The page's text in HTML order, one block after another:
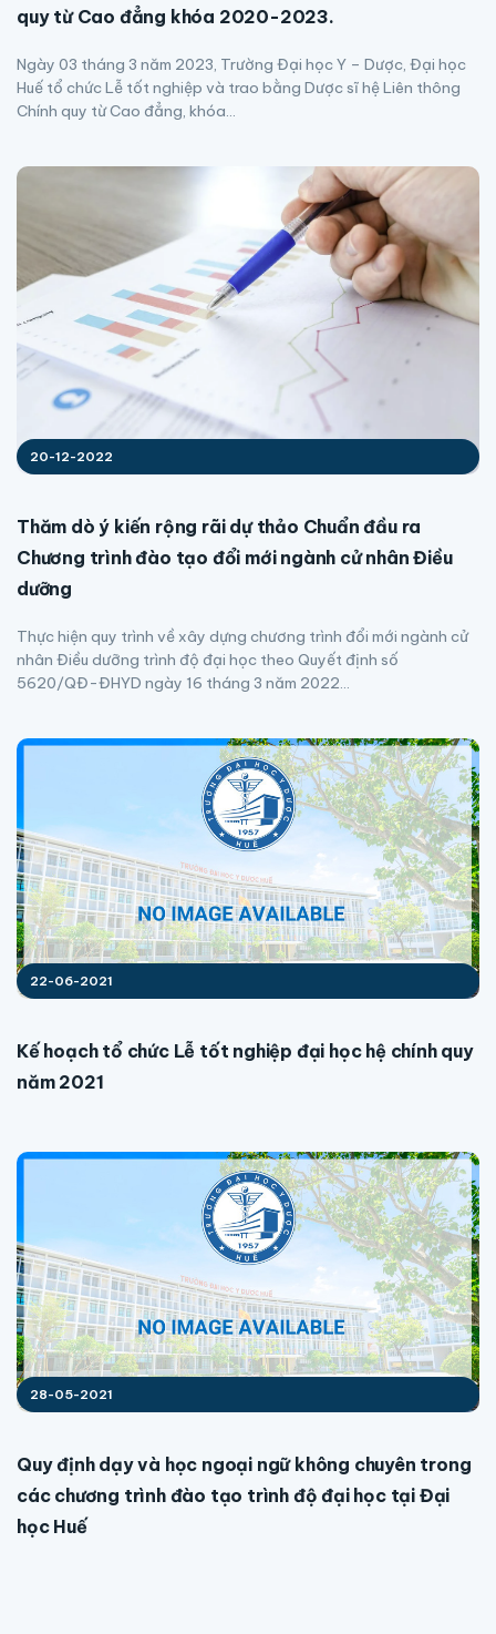
quy từ Cao đẳng khóa 2020-2023.
Ngày 03 tháng 3 năm 2023, Trường Đại học Y – Dược, Đại học
Huế tổ chức Lễ tốt nghiệp và trao bằng Dược sĩ hệ Liên thông
Chính quy từ Cao đẳng, khóa...
20-12-2022
Thăm dò ý kiến rộng rãi dự thảo Chuẩn đầu ra
Chương trình đào tạo đổi mới ngành cử nhân Điều
dưỡng
Thực hiện quy trình về xây dựng chương trình đổi mới ngành cử
nhân Điều dưỡng trình độ đại học theo Quyết định số
5620/QĐ-ĐHYD ngày 16 tháng 3 năm 2022...
22-06-2021
Kế hoạch tổ chức Lễ tốt nghiệp đại học hệ chính quy
năm 2021
28-05-2021
Quy định dạy và học ngoại ngữ không chuyên trong
các chương trình đào tạo trình độ đại học tại Đại
học Huế